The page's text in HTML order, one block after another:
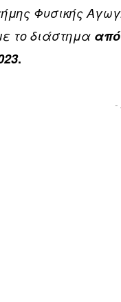
Φυσικής
το διάστημα από
.
-